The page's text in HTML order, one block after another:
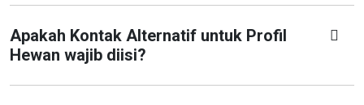
Apakah Kontak Alternatif untuk Profil
Hewan wajib diisi?